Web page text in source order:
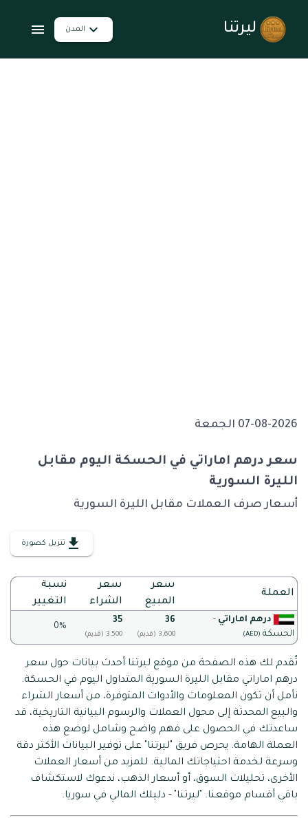
ليرتنا المدن
سعر درهم اماراتي في الحسكة اليوم مقابل
الليرة السورية
أسعار صرف العملات مقابل الليرة السورية
تنزيل كصورة
07-08-2026 الجمعة
العملة
سعر
المبيع
سعر
الشراء
نسبة
التغيير
درهم اماراتي -
الحسكة (AED)
36
(قديم) 3,600
35
(قديم) 3,500
0%
تُقدم لك هذه الصفحة من موقع ليرتنا أحدث بيانات حول سعر
درهم اماراتي مقابل الليرة السورية المتداول اليوم في الحسكة.
نأمل أن تكون المعلومات والأدوات المتوفرة، من أسعار الشراء
والبيع المحدثة إلى محول العملات والرسوم البيانية التاريخية، قد
ساعدتك في الحصول على فهم واضح وشامل لوضع هذه
العملة الهامة. يحرص فريق "ليرتنا" على توفير البيانات الأكثر دقة
وسرعة لخدمة احتياجاتك المالية. للمزيد من أسعار العملات
الأخرى، تحليلات السوق، أو أسعار الذهب، ندعوك لاستكشاف
باقي أقسام موقعنا. "ليرتنا" - دليلك المالي في سوريا.